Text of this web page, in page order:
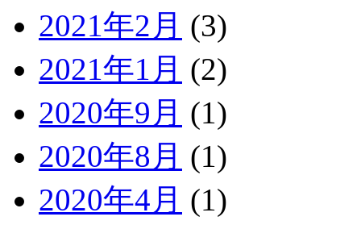
2021年2月 (3)
2021年1月 (2)
2020年9月 (1)
2020年8月 (1)
2020年4月 (1)